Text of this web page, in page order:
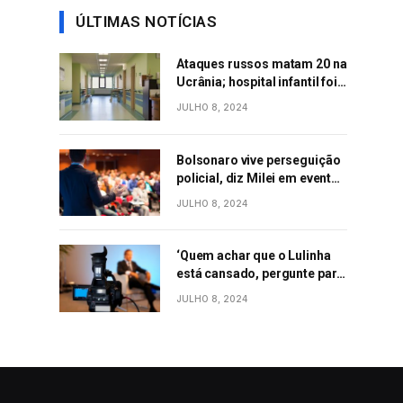
ÚLTIMAS NOTÍCIAS
Ataques russos matam 20 na
Ucrânia; hospital infantil foi
JULHO 8, 2024
Bolsonaro vive perseguição
policial, diz Milei em evento
JULHO 8, 2024
‘Quem achar que o Lulinha
está cansado, pergunte para
Janja’, diz Lula durante
JULHO 8, 2024